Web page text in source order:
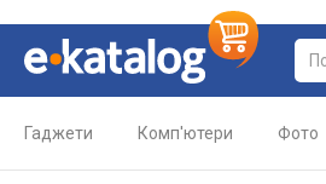
Гаджети Комп'ютери Фото